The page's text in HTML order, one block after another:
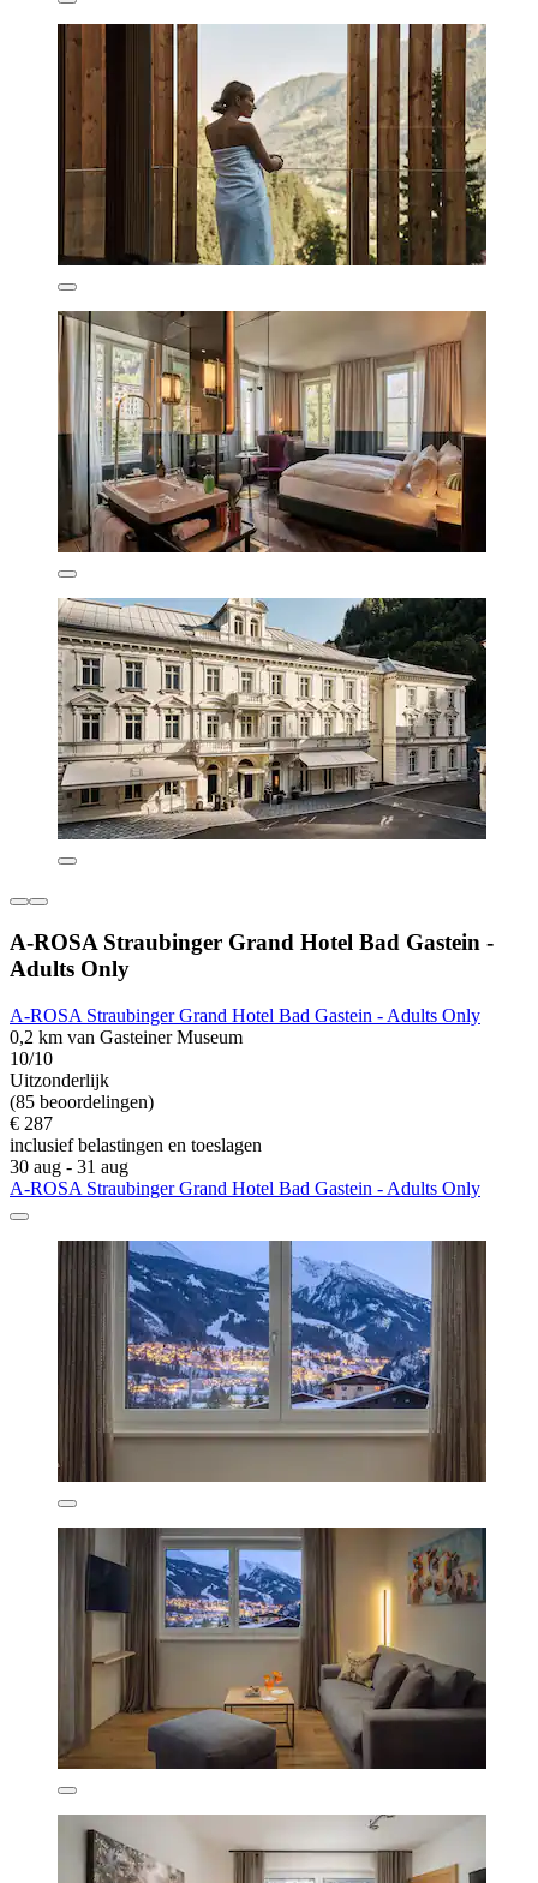
A-ROSA Straubinger Grand Hotel Bad Gastein -
Adults Only
A-ROSA Straubinger Grand Hotel Bad Gastein - Adults Only
0,2 km van Gasteiner Museum
10/10
Uitzonderlijk
(85 beoordelingen)
€ 287
inclusief belastingen en toeslagen
30 aug - 31 aug
A-ROSA Straubinger Grand Hotel Bad Gastein - Adults Only